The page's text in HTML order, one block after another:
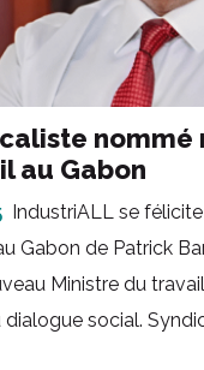
nommé
au Gabon
IndustriALL se
Gabon de Patrick
Ministre du
social.